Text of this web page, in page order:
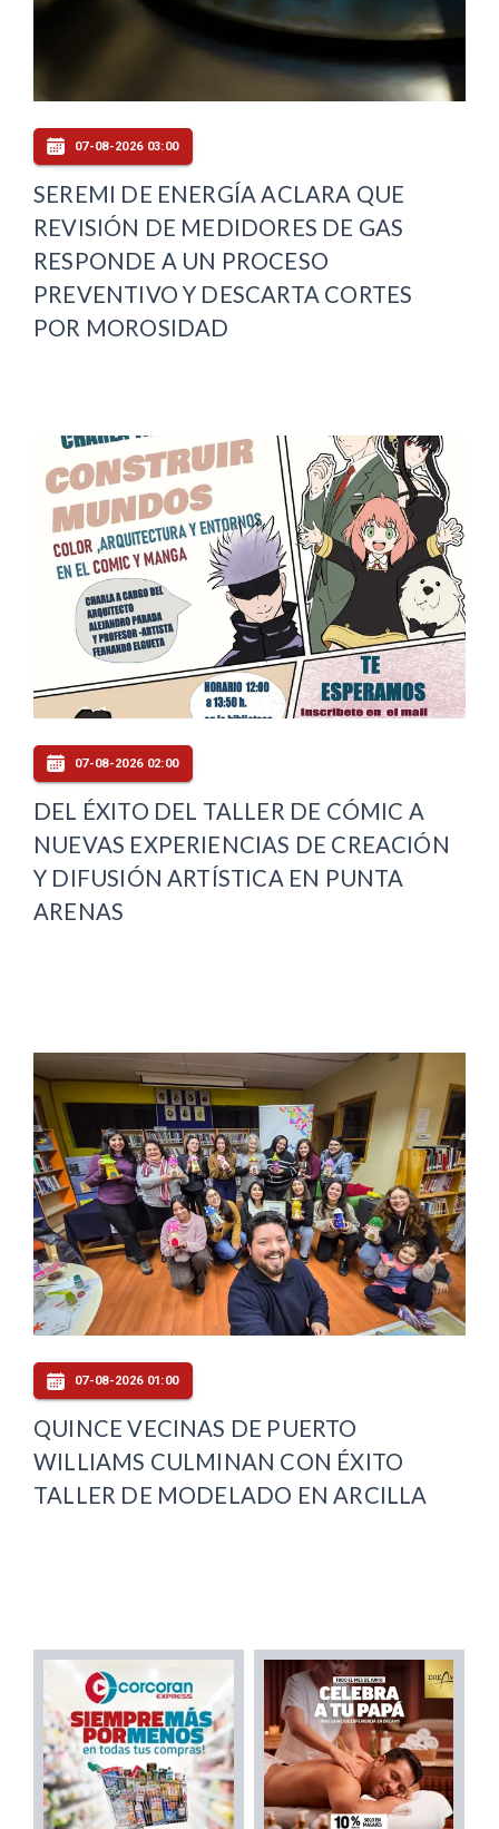
07-08-2026 03:00
SEREMI DE ENERGÍA ACLARA QUE
REVISIÓN DE MEDIDORES DE GAS
RESPONDE A UN PROCESO
PREVENTIVO Y DESCARTA CORTES
POR MOROSIDAD
07-08-2026 02:00
DEL ÉXITO DEL TALLER DE CÓMIC A
NUEVAS EXPERIENCIAS DE CREACIÓN
Y DIFUSIÓN ARTÍSTICA EN PUNTA
ARENAS
07-08-2026 01:00
QUINCE VECINAS DE PUERTO
WILLIAMS CULMINAN CON ÉXITO
TALLER DE MODELADO EN ARCILLA